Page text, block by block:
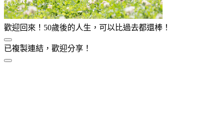
歡迎回來！50歲後的人生，可以比過去都還棒！
已複製連結，歡迎分享！